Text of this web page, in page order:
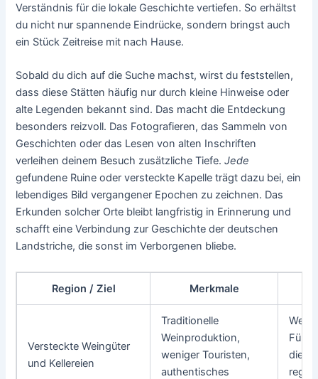
Verständnis für die lokale Geschichte vertiefen. So erhältst
du nicht nur spannende Eindrücke, sondern bringst auch
ein Stück Zeitreise mit nach Hause.
Sobald du dich auf die Suche machst, wirst du feststellen,
dass diese Stätten häufig nur durch kleine Hinweise oder
alte Legenden bekannt sind. Das macht die Entdeckung
besonders reizvoll. Das Fotografieren, das Sammeln von
Geschichten oder das Lesen von alten Inschriften
verleihen deinem Besuch zusätzliche Tiefe.Jede
gefundene Ruine oder versteckte Kapelle trägt dazu bei, ein
lebendiges Bild vergangener Epochen zu zeichnen. Das
Erkunden solcher Orte bleibt langfristig in Erinnerung und
schafft eine Verbindung zur Geschichte der deutschen
Landstriche, die sonst im Verborgenen bliebe.
Region / Ziel Merkmale
Versteckte Weingüter
und Kellereien
Traditionelle
Weinproduktion,
weniger Touristen,
authentisches
die